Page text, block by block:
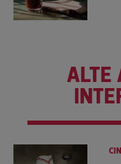
ALTE